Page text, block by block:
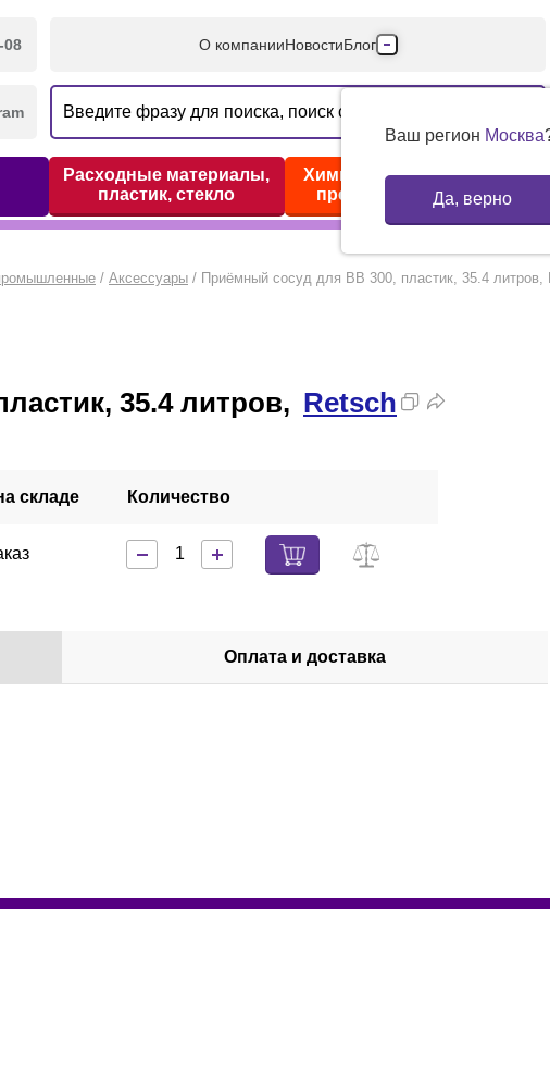
08 О компанииНовостиБлог
Производители
Партнеры
Контакты
Ваш регион Москва
Да, верно
Расходные материалы,
пластик, стекло
Химические реактивы,
препараты, наборы
/ Аксессуары / Приёмный сосуд для BB 300, пластик, 35.4 литров,
35.4 литров, Retsch
складе Количество
Оплата и доставка